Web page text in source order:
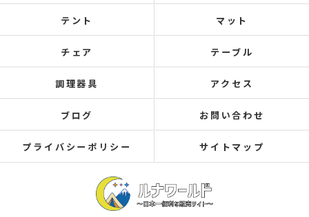
テント マット
チェア テーブル
調理器具 アクセス
ブログ お問い合わせ
プライバシーポリシー サイトマップ